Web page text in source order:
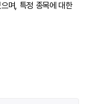
며, 특정 종목에 대한